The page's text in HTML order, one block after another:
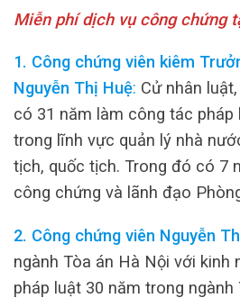
Miễn phí dịch vụ công chứng
1. Công chứng viên kiêm
Nguyễn Thị Huệ: Cử nhân
có 31 năm làm công tác pháp
trong lĩnh vực quản lý nhà
tịch, quốc tịch. Trong đó có 7
công chứng và lãnh đạo
2. Công chứng viên Nguyễn
ngành Tòa án Hà Nội với kinh
pháp luật 30 năm trong